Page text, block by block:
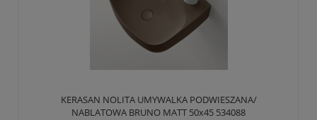
KERASAN NOLITA UMYWALKA PODWIESZANA/
NABLATOWA BRUNO MATT 50x45 534088